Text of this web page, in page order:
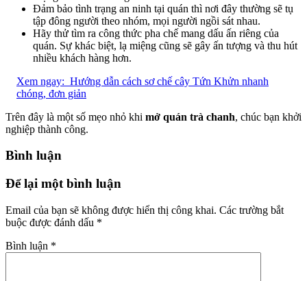
Đảm bảo tình trạng an ninh tại quán thì nơi đây thường sẽ tụ
tập đông người theo nhóm, mọi người ngồi sát nhau.
Hãy thử tìm ra công thức pha chế mang dấu ấn riêng của
quán. Sự khác biệt, lạ miệng cũng sẽ gây ấn tượng và thu hút
nhiều khách hàng hơn.
Xem ngay: Hướng dẫn cách sơ chế cây Tứn Khửn nhanh
chóng, đơn giản
Trên đây là một số mẹo nhỏ khi mở quán trà chanh, chúc bạn khởi
nghiệp thành công.
Bình luận
Để lại một bình luận
Email của bạn sẽ không được hiển thị công khai. Các trường bắt
buộc được đánh dấu *
Bình luận *